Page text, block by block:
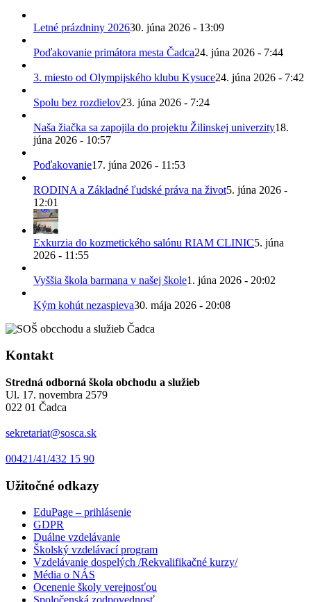
Letné prázdniny 202630. júna 2026 - 13:09
Poďakovanie primátora mesta Čadca24. júna 2026 - 7:44
3. miesto od Olympijského klubu Kysuce24. júna 2026 - 7:42
Spolu bez rozdielov23. júna 2026 - 7:24
Naša žiačka sa zapojila do projektu Žilinskej univerzity18.
júna 2026 - 10:57
Poďakovanie17. júna 2026 - 11:53
RODINA a Základné ľudské práva na život5. júna 2026 -
12:01
Exkurzia do kozmetického salónu RIAM CLINIC5. júna
2026 - 11:55
Vyššia škola barmana v našej škole1. júna 2026 - 20:02
Kým kohút nezaspieva30. mája 2026 - 20:08
Kontakt
Stredná odborná škola obchodu a služieb
Ul. 17. novembra 2579
022 01 Čadca
sekretariat@sosca.sk
00421/41/432 15 90
Užitočné odkazy
EduPage – prihlásenie
GDPR
Duálne vzdelávanie
Školský vzdelávací program
Vzdelávanie dospelých /Rekvalifikačné kurzy/
Média o NÁS
Ocenenie školy verejnosťou